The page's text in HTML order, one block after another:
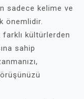
sadece kelime ve
önemlidir.
kültürlerden
sahip